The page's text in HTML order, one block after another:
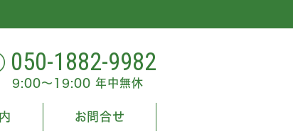
050-1882-9982
9:00～19:00 年中無休
お問合せ